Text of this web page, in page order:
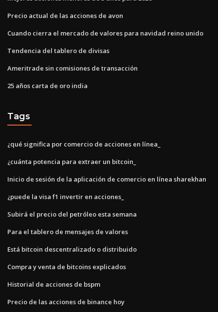
Precio actual de las acciones de avon
Cuando cierra el mercado de valores para navidad reino unido
Tendencia del tablero de divisas
Ameritrade sin comisiones de transacción
25 años carta de oro india
Tags
¿qué significa por comercio de acciones en línea_
¿cuánta potencia para extraer un bitcoin_
Inicio de sesión de la aplicación de comercio en línea sharekhan
¿puede la visa f1 invertir en acciones_
Subirá el precio del petróleo esta semana
Para el tablero de mensajes de valores
Está bitcoin descentralizado o distribuido
Compra y venta de bitcoins explicados
Historial de acciones de bspm
Precio de las acciones de binance hoy